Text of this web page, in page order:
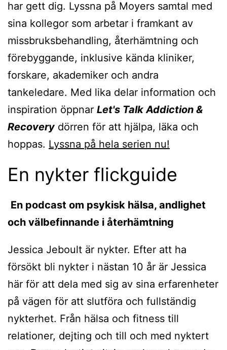
har gett dig. Lyssna på Moyers samtal med
sina kollegor som arbetar i framkant av
missbruksbehandling, återhämtning och
förebyggande, inklusive kända kliniker,
forskare, akademiker och andra
tankeledare. Med lika delar information och
inspiration öppnar Let's Talk Addiction &
Recovery dörren för att hjälpa, läka och
hoppas. Lyssna på hela serien nu!
En nykter flickguide
En podcast om psykisk hälsa, andlighet
och välbefinnande i återhämtning
Jessica Jeboult är nykter. Efter att ha
försökt bli nykter i nästan 10 år är Jessica
här för att dela med sig av sina erfarenheter
på vägen för att slutföra och fullständig
nykterhet. Från hälsa och fitness till
relationer, dejting och till och med nyktert